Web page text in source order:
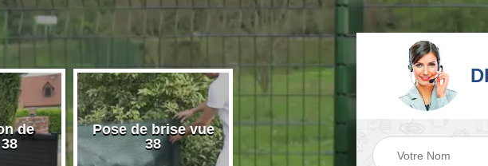
de
Pose de brise vue
38
Pose de clôture
PVC 38
Pose de